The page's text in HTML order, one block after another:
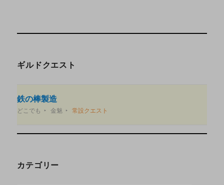
ギルドクエスト
鉄の棒製造
どこでも 金魅 常設クエスト
カテゴリー